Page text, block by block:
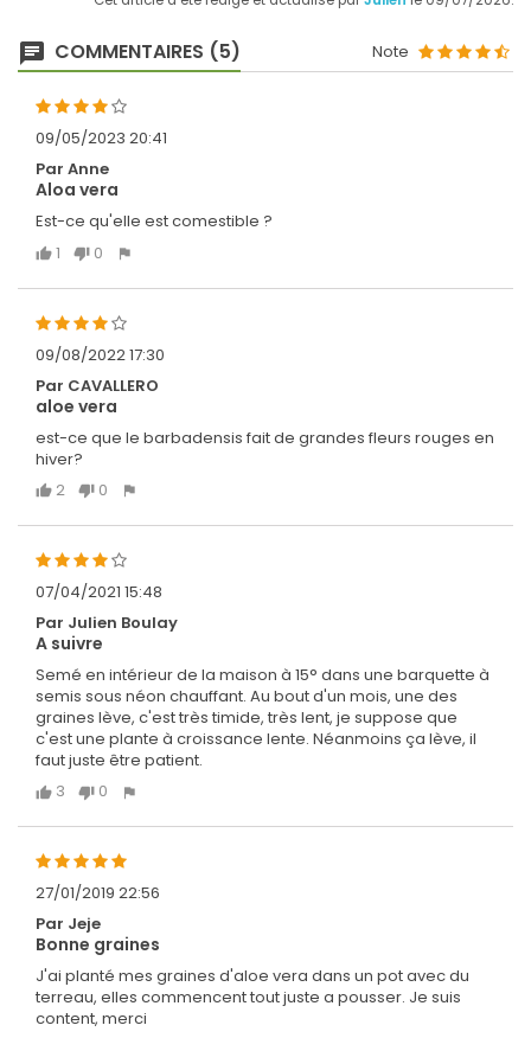
COMMENTAIRES (5) Note
09/05/2023 20:41
Par Anne
Aloa vera
Est-ce qu'elle est comestible ?
1
0
09/08/2022 17:30
Par CAVALLERO
aloe vera
est-ce que le barbadensis fait de grandes fleurs rouges en
hiver?
2
0
07/04/2021 15:48
Par Julien Boulay
A suivre
Semé en intérieur de la maison à 15° dans une barquette à
semis sous néon chauffant. Au bout d'un mois, une des
graines lève, c'est très timide, très lent, je suppose que
c'est une plante à croissance lente. Néanmoins ça lève, il
faut juste être patient.
3
0
27/01/2019 22:56
Par Jeje
Bonne graines
J'ai planté mes graines d'aloe vera dans un pot avec du
terreau, elles commencent tout juste a pousser. Je suis
content, merci